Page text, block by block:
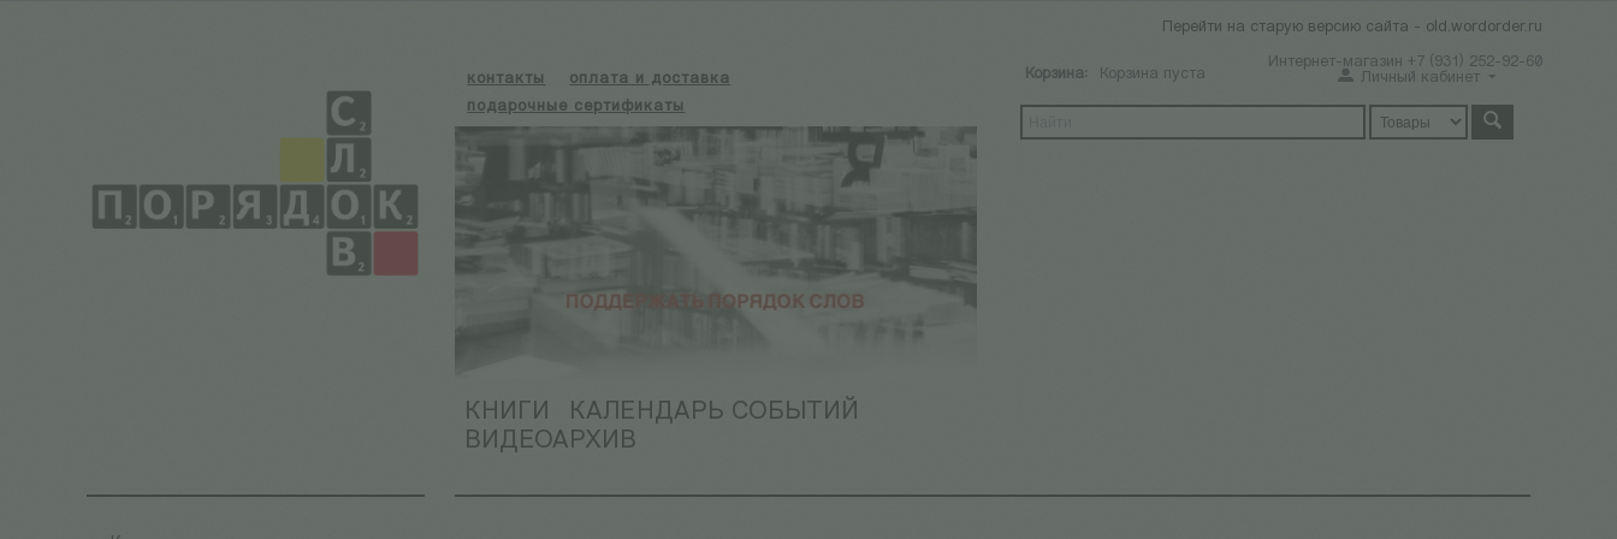
Перейти на старую версию сайта - old.wordorder.ru
Интернет-магазин +7 (931) 252-92-60
контакты
оплата и доставка
подарочные сертификаты
КНИГИ
КАЛЕНДАРЬ СОБЫТИЙ
ВИДЕОАРХИВ
Корзина: Корзина пуста Личный кабинет